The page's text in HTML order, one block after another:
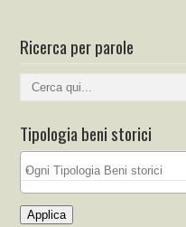
Ricerca per parole
Tipologia beni storici
Applica